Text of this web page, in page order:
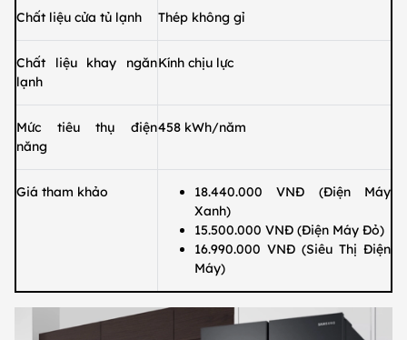
Chất liệu cửa tủ lạnh Thép không gỉ
Chất liệu khay ngăn
lạnh
Kính chịu lực
Mức tiêu thụ điện
năng
458 kWh/năm
Giá tham khảo
18.440.000 VNĐ (Điện Máy
Xanh)
15.500.000 VNĐ (Điện Máy Đỏ)
16.990.000 VNĐ (Siêu Thị Điện
Máy)